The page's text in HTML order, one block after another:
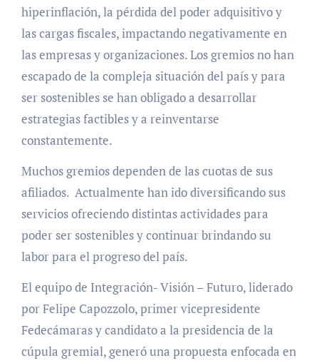
hiperinflación, la pérdida del poder adquisitivo y
las cargas fiscales, impactando negativamente en
las empresas y organizaciones. Los gremios no han
escapado de la compleja situación del país y para
ser sostenibles se han obligado a desarrollar
estrategias factibles y a reinventarse
constantemente.
Muchos gremios dependen de las cuotas de sus
afiliados. Actualmente han ido diversificando sus
servicios ofreciendo distintas actividades para
poder ser sostenibles y continuar brindando su
labor para el progreso del país.
El equipo de Integración- Visión – Futuro, liderado
por Felipe Capozzolo, primer vicepresidente
Fedecámaras y candidato a la presidencia de la
cúpula gremial, generó una propuesta enfocada en